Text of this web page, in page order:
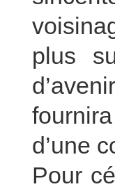
plus
d’une
Pour